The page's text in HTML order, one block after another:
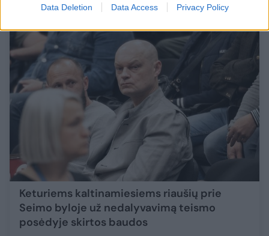
Data Deletion Data Access Privacy Policy
Keturiems kaltinamiesiems riaušių prie
Seimo byloje už nedalyvavimą teismo
posėdyje skirtos baudos